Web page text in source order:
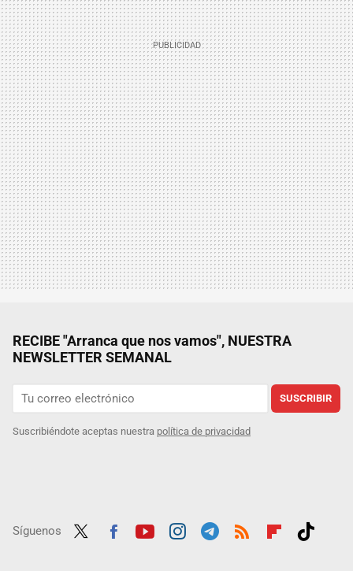
RECIBE "Arranca que nos vamos", NUESTRA
NEWSLETTER SEMANAL
SUSCRIBIR
Suscribiéndote aceptas nuestra política de privacidad
Síguenos